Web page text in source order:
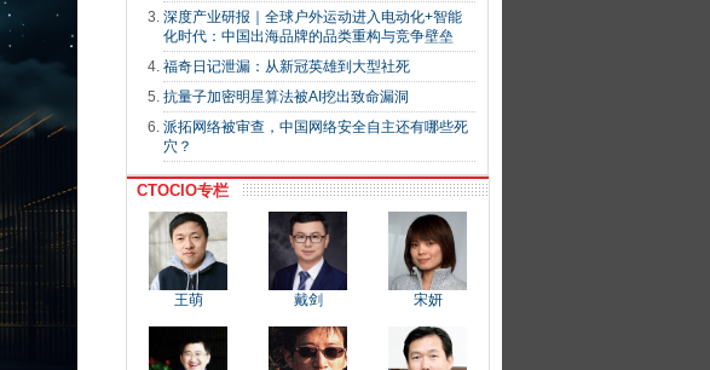
深度产业研报｜全球户外运动进入电动化+智能
化时代：中国出海品牌的品类重构与竞争壁垒
福奇日记泄漏：从新冠英雄到大型社死
抗量子加密明星算法被AI挖出致命漏洞
派拓网络被审查，中国网络安全自主还有哪些死
穴？
CTOCIO专栏
王萌 戴剑 宋妍